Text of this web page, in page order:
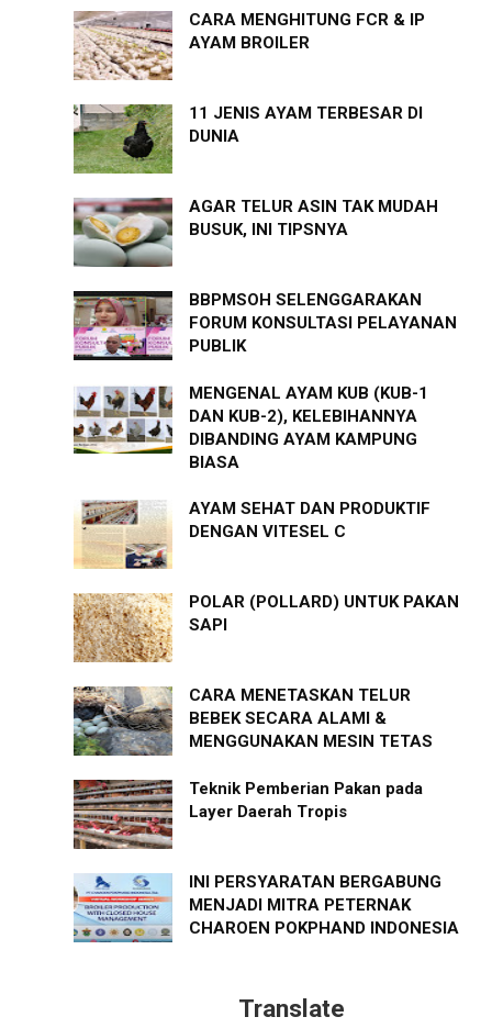
CARA MENGHITUNG FCR & IP
AYAM BROILER
11 JENIS AYAM TERBESAR DI
DUNIA
AGAR TELUR ASIN TAK MUDAH
BUSUK, INI TIPSNYA
BBPMSOH SELENGGARAKAN
FORUM KONSULTASI PELAYANAN
PUBLIK
MENGENAL AYAM KUB (KUB-1
DAN KUB-2), KELEBIHANNYA
DIBANDING AYAM KAMPUNG
BIASA
AYAM SEHAT DAN PRODUKTIF
DENGAN VITESEL C
POLAR (POLLARD) UNTUK PAKAN
SAPI
CARA MENETASKAN TELUR
BEBEK SECARA ALAMI &
MENGGUNAKAN MESIN TETAS
Teknik Pemberian Pakan pada
Layer Daerah Tropis
INI PERSYARATAN BERGABUNG
MENJADI MITRA PETERNAK
CHAROEN POKPHAND INDONESIA
Translate